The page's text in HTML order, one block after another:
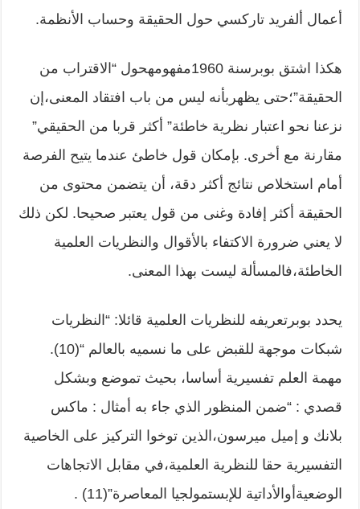
أعمال ألفريد تاركسي حول الحقيقة وحساب الأنظمة.
هكذا اشتق بوبرسنة 1960مفهومهحول “الاقتراب من
الحقيقة”؛حتى يظهربأنه ليس من باب افتقاد المعنى،إن
نزعنا نحو اعتبار نظرية خاطئة” أكثر قربا من الحقيقي”
مقارنة مع أخرى. بإمكان قول خاطئ عندما يتيح الفرصة
أمام استخلاص نتائج أكثر دقة، أن يتضمن محتوى من
الحقيقة أكثر إفادة وغنى من قول يعتبر صحيحا. لكن ذلك
لا يعني ضرورة الاكتفاء بالأقوال والنظريات العلمية
الخاطئة،فالمسألة ليست بهذا المعنى.
يحدد بوبرتعريفه للنظريات العلمية قائلا: “النظريات
شبكات موجهة للقبض على ما نسميه بالعالم “(10).
مهمة العلم تفسيرية أساسا، بحيث تموضع وبشكل
قصدي : “ضمن المنظور الذي جاء به أمثال : ماكس
بلانك و إميل ميرسون،الذين توخوا التركيز على الخاصية
التفسيرية حقا للنظرية العلمية،في مقابل الاتجاهات
الوضعيةأوالأداتية للإبستمولجيا المعاصرة”(11) .